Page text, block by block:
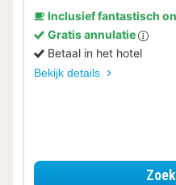
Inclusief fantastisch
Gratis annulatie
Betaal in het hotel
Bekijk details